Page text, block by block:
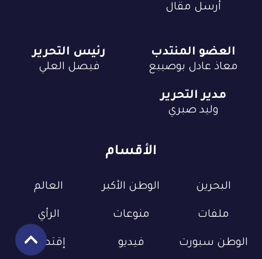
أرسل مقال
الأقسام
البحرين الوطن الأكبر العالم
ملفات منوعات الرأي
الوطن سبورت فيديو إقتصاد
العضو المنتدب
معاذ عادل بوصيبع
رئيس التحرير
فيصل العلي
مدير التحرير
وليد صبري